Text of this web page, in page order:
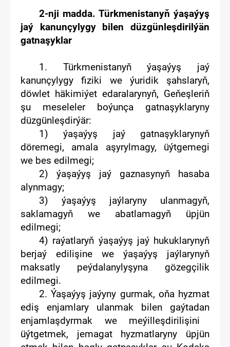
2-nji madda. Türkmenistanyň ýaşaýyş
jaý kanunçylygy
bilen düzgünleşdirilýän
gatnaşyklar
1.
Türkmenistanyň ýaşaýyş jaý
kanunçylygyfiziki weýuridik şahslaryň,
döwlet häkimiýet edaralarynyň, Geňeşleriň
şu meseleler boýunça gatnaşyklaryny
düzgünleşdirýär:
1) ýaşaýyş jaý gatnaşyklarynyň
döremegi, amala aşyrylmagy, üýtgemegi
we bes edilmegi;
2) ýaşaýyş jaý gaznasynyň hasaba
alynmagy;
3) ýaşaýyş jaý laryny ulanmagyň,
saklamagyň we abatlamagyň üpjün
edilmegi;
4) raýatlaryň ýaşaýyş jaý hukuklarynyň
berjaý edilişine we ýaşaýyş jaý larynyň
maksatly peýdalanylyşyna gözegçilik
edil megi.
2. Ýaşaýyş jaýyny gurmak, oňa hyzmat
ediş enjam lary ulanmak bilen gaýtadan
enjamlaşdyrmak we meýilleşdirilişini
üýtgetmek, jemagat hyzmatlaryny üpjün